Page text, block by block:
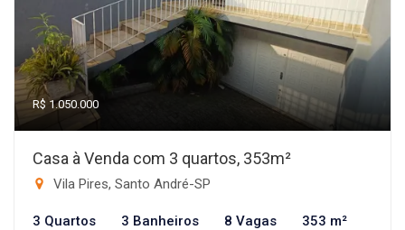
R$ 1.050.000
Casa à Venda com 3 quartos, 353m²
Vila Pires, Santo André-SP
3 Quartos 3 Banheiros 8 Vagas 353 m²